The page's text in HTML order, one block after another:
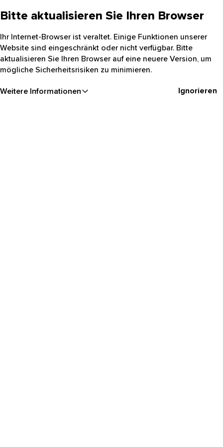
Bitte aktualisieren Sie Ihren Browser
Ihr Internet-Browser ist veraltet. Einige Funktionen unserer
Website sind eingeschränkt oder nicht verfügbar. Bitte
aktualisieren Sie Ihren Browser auf eine neuere Version, um
mögliche Sicherheitsrisiken zu minimieren.
Weitere Informationen Ignorieren